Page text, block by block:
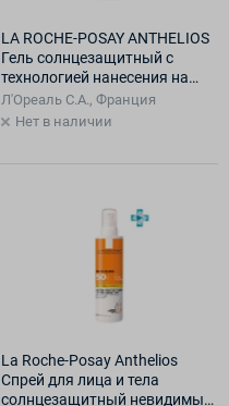
LA ROCHE-POSAY ANTHELIOS
Гель солнцезащитный с
технологией нанесения на
влажную кожу SPF 50+, 200
мл
Л'Ореаль С.А., Франция
Нет в наличии
La Roche-Posay Anthelios
Спрей для лица и тела
солнцезащитный невидимый